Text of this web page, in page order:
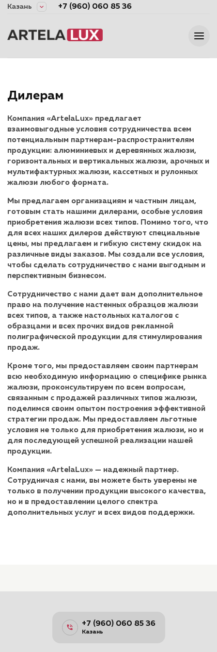
Казань +7 (960) 060 85 36
Дилерам
Компания «ArtelaLux» предлагает
взаимовыгодные условия сотрудничества всем
потенциальным партнерам-распространителям
продукции: алюминиевых и деревянных жалюзи,
горизонтальных и вертикальных жалюзи, арочных и
мультифактурных жалюзи, кассетных и рулонных
жалюзи любого формата.
Мы предлагаем организациям и частным лицам,
готовым стать нашими дилерами, особые условия
приобретения жалюзи всех типов. Помимо того, что
для всех наших дилеров действуют специальные
цены, мы предлагаем и гибкую систему скидок на
различные виды заказов. Мы создали все условия,
чтобы сделать сотрудничество с нами выгодным и
перспективным бизнесом.
Сотрудничество с нами дает вам дополнительное
право на получение настенных образцов жалюзи
всех типов, а также настольных каталогов с
образцами и всех прочих видов рекламной
полиграфической продукции для стимулирования
продаж.
Кроме того, мы предоставляем своим партнерам
всю необходимую информацию о специфике рынка
жалюзи, проконсультируем по всем вопросам,
связанным с продажей различных типов жалюзи,
поделимся своим опытом построения эффективной
стратегии продаж. Мы предоставляем льготные
условия не только для приобретения жалюзи, но и
для последующей успешной реализации нашей
продукции.
Компания «ArtelaLux» — надежный партнер.
Сотрудничая с нами, вы можете быть уверены не
только в получении продукции высокого качества,
но и в предоставлении целого спектра
дополнительных услуг и всех видов поддержки.
+7 (960) 060 85 36
Казань